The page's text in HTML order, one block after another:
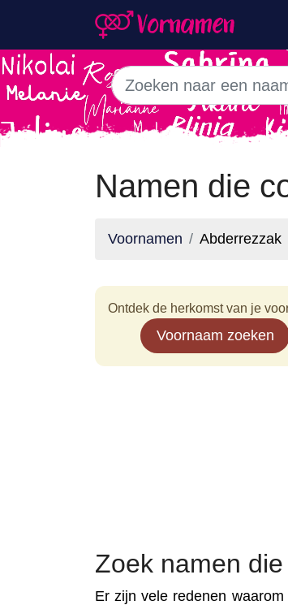
Namen die
Voornamen Abderrezzak
Ontdek de herkomst van je
Voornaam zoeken
Zoek namen
Er zijn vele redenen